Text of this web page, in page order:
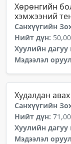
Хөрөнгийн
хэмжээний
Санхүүгийн
Нийт дүн:
Хуулийн дагуу
Мэдээлэл
Худалдан
Санхүүгийн
Нийт дүн:
Хуулийн дагуу
Мэдээлэл